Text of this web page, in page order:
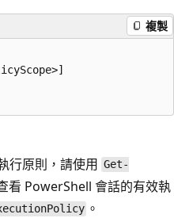
複製
行原則，請使用 Get-
看 PowerShell 會話的有效執
。